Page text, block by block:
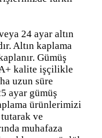
24 ayar altın
Altın kaplama
Gümüş
kalite işçilikle
uzun süre
ayar gümüş
ürünlerimizi
ve
muhafaza